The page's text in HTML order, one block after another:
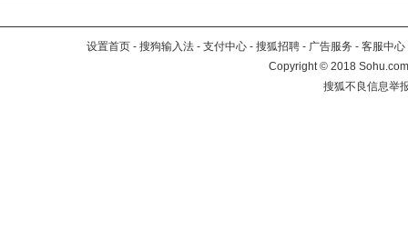
设置首页 - 搜狗输入法 - 支付中心 - 搜狐招聘 - 广告服务 - 客服中心
Copyright©2018
搜狐不良信息举